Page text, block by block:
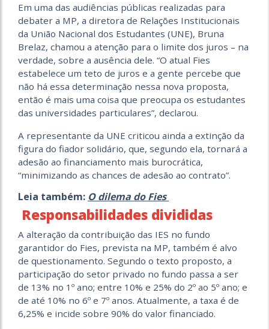
Em uma das audiências públicas realizadas para
debater a MP, a diretora de Relações Institucionais
da União Nacional dos Estudantes (UNE), Bruna
Brelaz, chamou a atenção para o limite dos juros – na
verdade, sobre a ausência dele. “O atual Fies
estabelece um teto de juros e a gente percebe que
não há essa determinação nessa nova proposta,
então é mais uma coisa que preocupa os estudantes
das universidades particulares”, declarou.
A representante da UNE criticou ainda a extinção da
figura do fiador solidário, que, segundo ela, tornará a
adesão ao financiamento mais burocrática,
“minimizando as chances de adesão ao contrato”.
Leia também: O dilema do Fies
Responsabilidades divididas
A alteração da contribuição das IES no fundo
garantidor do Fies, prevista na MP, também é alvo
de questionamento. Segundo o texto proposto, a
participação do setor privado no fundo passa a ser
de 13% no 1º ano; entre 10% e 25% do 2º ao 5º ano; e
de até 10% no 6º e 7º anos. Atualmente, a taxa é de
6,25% e incide sobre 90% do valor financiado.